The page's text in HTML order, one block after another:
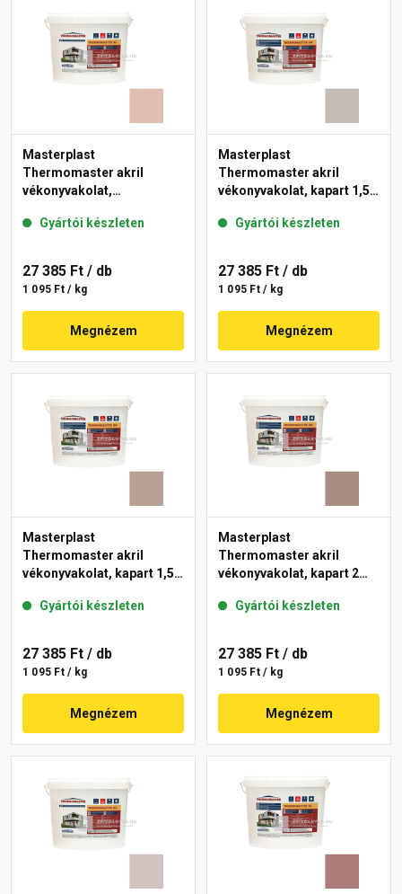
Masterplast
Thermomaster akril
vékonyvakolat,
13-D 25 kg
Gyártói készleten
27 385 Ft / db
1 095 Ft / kg
Megnézem
Masterplast
Thermomaster akril
vékonyvakolat, kapart 1,5
Gyártói készleten
27 385 Ft / db
1 095 Ft / kg
Megnézem
Masterplast
Thermomaster akril
vékonyvakolat, kapart 1,5
Gyártói készleten
27 385 Ft / db
1 095 Ft / kg
Megnézem
Masterplast
Thermomaster akril
vékonyvakolat, kapart 2
Gyártói készleten
27 385 Ft / db
1 095 Ft / kg
Megnézem